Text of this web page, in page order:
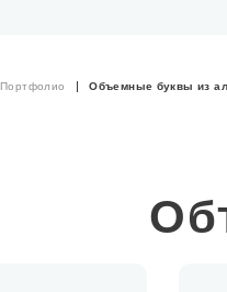
Портфолио Объемные буквы из